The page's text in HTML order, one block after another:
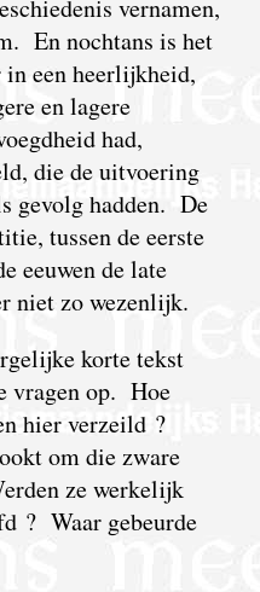
vernamen,
En nochtans is het
een heerlijkheid,
en lagere
had,
die de uitvoering
gevolg hadden. De
tussen de eerste
eeuwen de late
niet zo wezenlijk.
korte tekst
vragen op. Hoe
hier verzeild ?
om die zware
ze werkelijk
? Waar gebeurde